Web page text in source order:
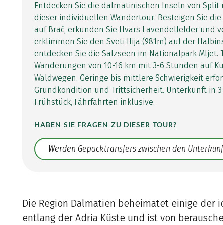
Entdecken Sie die dalmatinischen Inseln von Split
dieser individuellen Wandertour. Besteigen Sie die
auf Brač, erkunden Sie Hvars Lavendelfelder und
erklimmen Sie den Sveti Ilija (981m) auf der
entdecken Sie die Salzseen im Nationalpark Mljet.
Wanderungen von 10-16 km mit 3-6 Stunden auf
Waldwegen. Geringe bis mittlere Schwierigkeit
Grundkondition und Trittsicherheit. Unterkunft in
Frühstück, Fährfahrten inklusive.
HABEN SIE FRAGEN ZU DIESER TOUR?
Translate: a11y.faq.search
Die Region Dalmatien beheimatet einige der
entlang der Adria Küste und ist von